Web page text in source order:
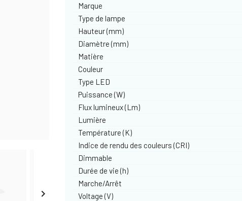

Marque
Type de lampe
Hauteur (mm)
Diamètre (mm)
Matière
Couleur
Type LED
Puissance (W)
Flux lumineux (Lm)
Lumière
Température (K)
Indice de rendu des couleurs (CRI)
Dimmable
Durée de vie (h)
Marche/Arrêt
Voltage (V)